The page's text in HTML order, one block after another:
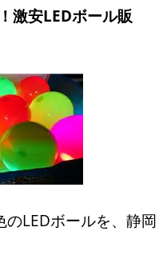
激安LEDボール販
LEDボールを、静岡